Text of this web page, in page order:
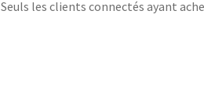
Seuls les clients connectés ayant